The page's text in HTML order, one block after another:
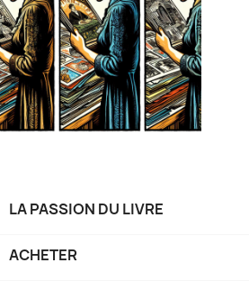
LA PASSION DU LIVRE
ACHETER